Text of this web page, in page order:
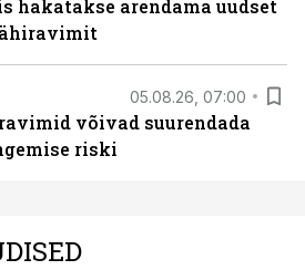
hakatakse arendama uudset
05.08.26, 07:00
võivad suurendada
riski